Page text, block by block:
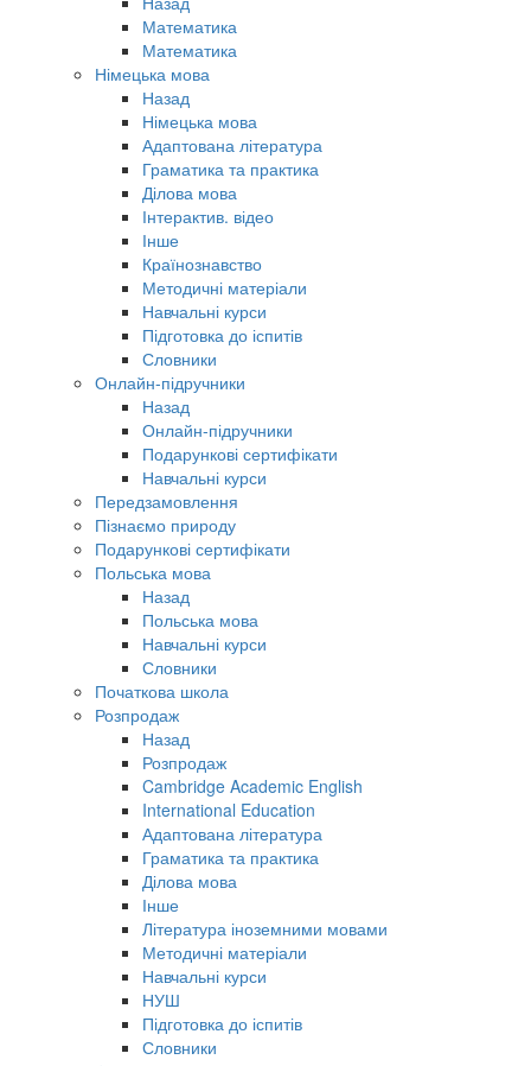
Математика
Математика
Німецька мова
Назад
Німецька мова
Адаптована література
Граматика та практика
Ділова мова
Інтерактив. відео
Інше
Країнознавство
Методичні матеріали
Навчальні курси
Підготовка до іспитів
Словники
Онлайн-підручники
Назад
Онлайн-підручники
Подарункові сертифікати
Навчальні курси
Передзамовлення
Пізнаємо природу
Подарункові сертифікати
Польська мова
Назад
Польська мова
Навчальні курси
Словники
Початкова школа
Розпродаж
Назад
Розпродаж
Cambridge Academic English
International Education
Адаптована література
Граматика та практика
Ділова мова
Інше
Література іноземними мовами
Методичні матеріали
Навчальні курси
НУШ
Підготовка до іспитів
Словники